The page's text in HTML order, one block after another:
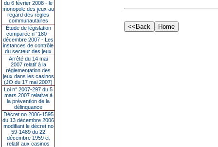
du 6 février 2008 - le
monopole des jeux au
regard des règles
communautaires
Étude de législation
comparée n° 180 -
décembre 2007 - Les
instances de contrôle
du secteur des jeux
Arrêté du 14 mai
2007 relatif à la
réglementation des
jeux dans les casinos
(JO du 17 mai 2007)
Loi n° 2007-297 du 5
mars 2007 relative à
la prévention de la
délinquance
Décret no 2006-1595
du 13 décembre 2006
modifiant le décret no
59-1489 du 22
décembre 1959 et
relatif aux casinos